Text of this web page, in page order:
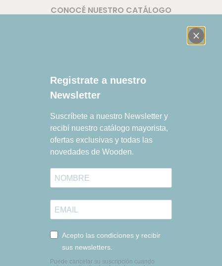
CONOCÉ NUESTRO CATÁLOGO
© 2026 Wooden Create Home
Hecho porTu Tienda Online
Registrate a nuestro
Newsletter
Suscríbete a nuestro Newsletter y
recibí nuestro catálogo mayorista,
ofertas exclusivas y todas las
novedades de Wooden.
Acepto las condiciones y recibir
sus newsletters.
Puede cancelar su suscripción cuando